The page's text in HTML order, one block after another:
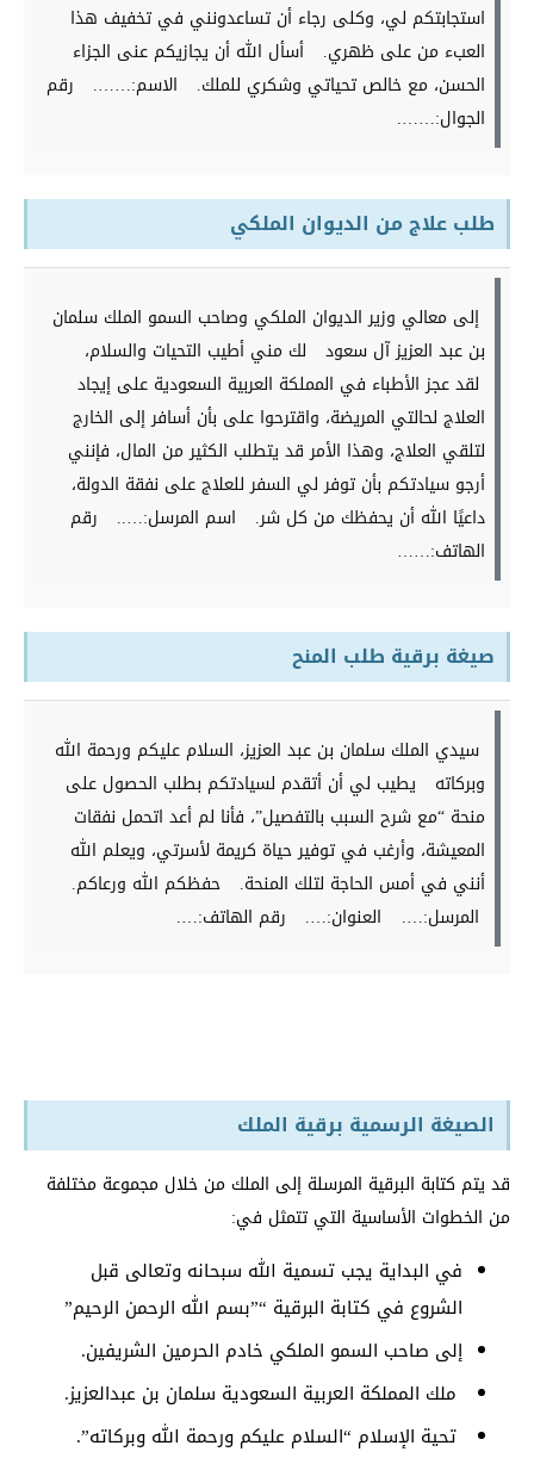
استجابتكم لي، وكلى رجاء أن تساعدونني في تخفيف هذا
العبء من على ظهري.
أسأل الله أن يجازيكم عنى الجزاء
الحسن، مع خالص تحياتي وشكري للملك.
الاسم:…….
رقم
الجوال:…….
طلب علاج من الديوان الملكي
إلى معالي وزير الديوان الملكي وصاحب السمو الملك سلمان
بن عبد العزيز آل سعود
لك مني أطيب التحيات والسلام،
لقد عجز الأطباء في المملكة العربية السعودية على إيجاد
العلاج لحالتي المريضة، واقترحوا على بأن أسافر إلى الخارج
لتلقي العلاج، وهذا الأمر قد يتطلب الكثير من المال، فإنني
أرجو سيادتكم بأن توفر لي السفر للعلاج على نفقة الدولة،
داعيًا الله أن يحفظك من كل شر.
اسم المرسل:…..
رقم
الهاتف:……
صيغة برقية طلب المنح
سيدي الملك سلمان بن عبد العزيز، السلام عليكم ورحمة الله
وبركاته
يطيب لي أن أتقدم لسيادتكم بطلب الحصول على
منحة “مع شرح السبب بالتفصيل”، فأنا لم أعد اتحمل نفقات
المعيشة، وأرغب في توفير حياة كريمة لأسرتي، ويعلم الله
أنني في أمس الحاجة لتلك المنحة.
حفظكم الله ورعاكم.
المرسل:….
العنوان:…. رقم الهاتف:….
الصيغة الرسمية برقية الملك
قد يتم كتابة البرقية المرسلة إلى الملك من خلال مجموعة مختلفة
من الخطوات الأساسية التي تتمثل في:
في البداية يجب تسمية الله سبحانه وتعالى قبل
الشروع في كتابة البرقية “”بسم الله الرحمن الرحيم”
إلى صاحب السمو الملكي خادم الحرمين الشريفين.
ملك المملكة العربية السعودية سلمان بن عبدالعزيز.
تحية الإسلام “السلام عليكم ورحمة الله وبركاته”.